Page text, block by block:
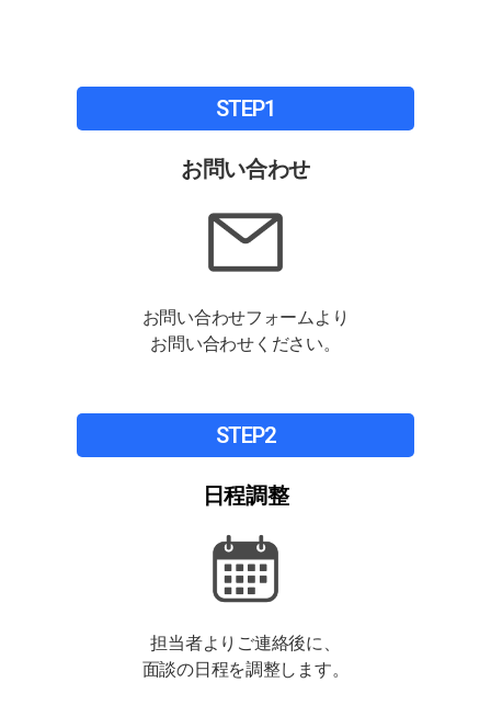
STEP1
お問い合わせ
お問い合わせフォームより
お問い合わせください。
STEP2
日程調整
担当者より ご連絡後に、
面談の日程を調整します。